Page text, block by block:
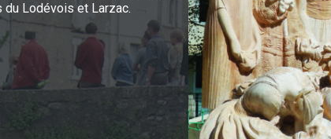
du Lodévois et Larzac.